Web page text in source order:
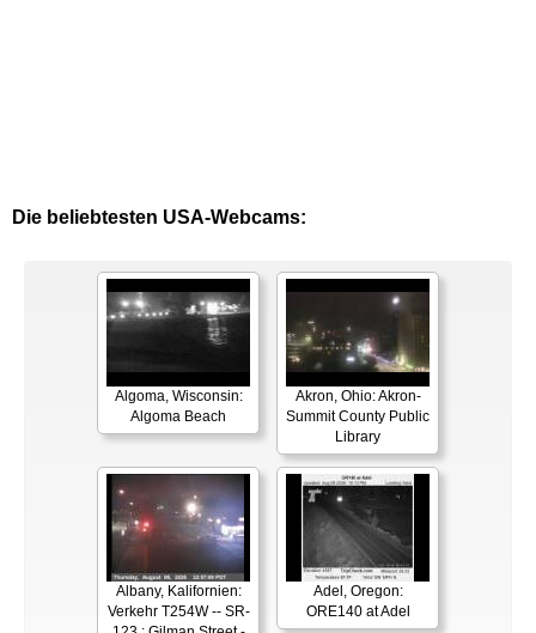
Die beliebtesten USA-Webcams:
Algoma, Wisconsin:
Algoma Beach
Akron, Ohio: Akron-
Summit County Public
Library
Albany, Kalifornien:
Verkehr T254W -- SR-
Adel, Oregon:
ORE140 at Adel